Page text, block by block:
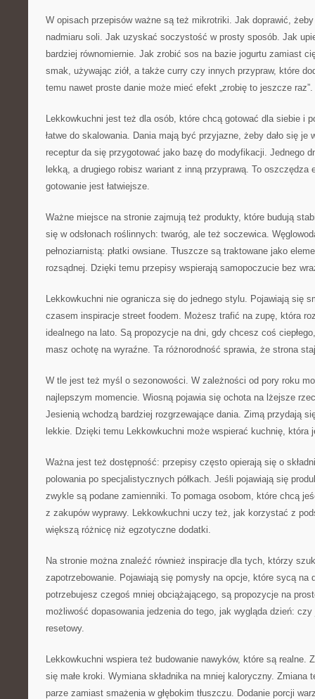
W opisach przepisów ważne są też mikrotriki. Jak doprawić,
nadmiaru soli. Jak uzyskać soczystość w prosty sposób. Jak
bardziej równomiernie. Jak zrobić sos na bazie jogurtu zamiast
smak, używając ziół, a także curry czy innych przypraw, które
temu nawet proste danie może mieć efekt „zrobię to jeszcze raz”.
Lekkowkuchni jest też dla osób, które chcą gotować dla siebie i
łatwe do skalowania. Dania mają być przyjazne, żeby dało się je
receptur da się przygotować jako bazę do modyfikacji. Jednego
lekką, a drugiego robisz wariant z inną przyprawą. To oszczędza
gotowanie jest łatwiejsze.
Ważne miejsce na stronie zajmują też produkty, które budują
się w odsłonach roślinnych: twaróg, ale też soczewica.
pełnoziarnistą: płatki owsiane. Tłuszcze są traktowane jako
rozsądnej. Dzięki temu przepisy wspierają samopoczucie bez
Lekkowkuchni nie ogranicza się do jednego stylu. Pojawiają się
czasem inspiracje street foodem. Możesz trafić na zupę, która
idealnego na lato. Są propozycje na dni, gdy chcesz coś
masz ochotę na wyraźne. Ta różnorodność sprawia, że strona
W tle jest też myśl o sezonowości. W zależności od pory roku
najlepszym momencie. Wiosną pojawia się ochota na lżejsze
Jesienią wchodzą bardziej rozgrzewające dania. Zimą przydają
lekkie. Dzięki temu Lekkowkuchni może wspierać kuchnię, która
Ważna jest też dostępność: przepisy często opierają się o
polowania po specjalistycznych półkach. Jeśli pojawiają się
zwykle są podane zamienniki. To pomaga osobom, które chcą
z zakupów wyprawy. Lekkowkuchni uczy też, jak korzystać z
większą różnicę niż egzotyczne dodatki.
Na stronie można znaleźć również inspiracje dla tych, którzy
zapotrzebowanie. Pojawiają się pomysły na opcje, które sycą na
potrzebujesz czegoś mniej obciążającego, są propozycje na
możliwość dopasowania jedzenia do tego, jak wygląda dzień:
resetowy.
Lekkowkuchni wspiera też budowanie nawyków, które są realne.
się małe kroki. Wymiana składnika na mniej kaloryczny. Zmiana
parze zamiast smażenia w głębokim tłuszczu. Dodanie porcji